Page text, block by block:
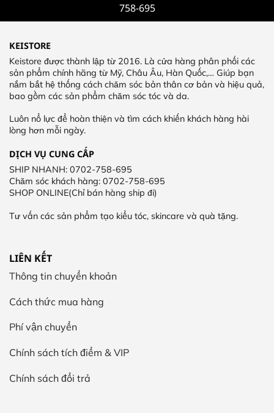
758-695
KEISTORE
Keistore được thành lập từ 2016. Là cửa hàng phân phối các
sản phẩm chính hãng từ Mỹ, Châu Âu, Hàn Quốc,… Giúp bạn
nắm bắt hệ thống cách chăm sóc bản thân cơ bản và hiệu quả,
bao gồm các sản phẩm chăm sóc tóc và da.
Luôn nổ lực để hoàn thiện và tìm cách khiến khách hàng hài
lòng hơn mỗi ngày.
DỊCH VỤ CUNG CẤP
SHIP NHANH: 0702-758-695
Chăm sóc khách hàng: 0702-758-695
SHOP ONLINE(Chỉ bán hàng ship đi)
Tư vấn các sản phẩm tạo kiểu tóc, skincare và quà tặng.
LIÊN KẾT
Thông tin chuyển khoản
Cách thức mua hàng
Phí vận chuyển
Chính sách tích điểm & VIP
Chính sách đổi trả